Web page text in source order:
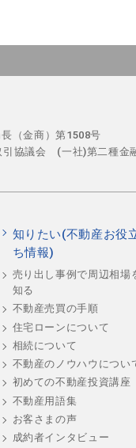
（金商）第1508号
引協議会 (一社)第二種金
知りたい(不動産お役
ち情報)
売り出し事例で周辺相場
知る
不動産売買の手順
住宅ローンについて
相続について
不動産のノウハウについ
初めての不動産投資講座
不動産用語集
お客さまの声
成約者インタビュー